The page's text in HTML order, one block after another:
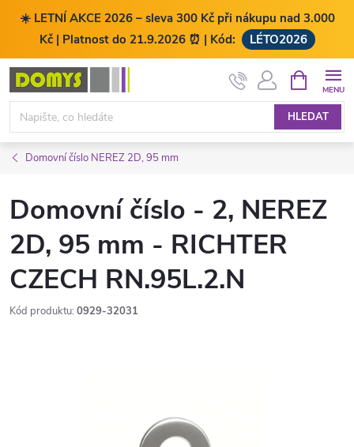
☀️ LETNÍ AKCE 2026 – sleva 300 Kč při nákupu nad 3.000
Kč | Platnost do 21.9.2026 ⏰ | Kód:
LÉTO2026
Přejít
obsah
HLEDAT
NÁKUPNÍ
KOŠÍK
Domovní číslo NEREZ 2D, 95 mm
Domovní číslo - 2, NEREZ
2D, 95 mm - RICHTER
CZECH RN.95L.2.N
Kód produktu: 0929-32031